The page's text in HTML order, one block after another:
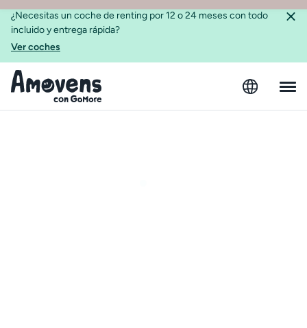
¿Necesitas un coche de renting por 12 o 24 meses con todo
incluido y entrega rápida?
Ver coches